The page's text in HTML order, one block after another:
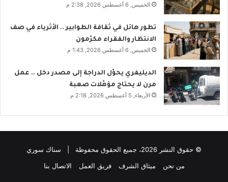
الخميس, 6 أغسطس 2026, 2:38 م
تطور هائل في ثقافة الطوابير .. الأثرياء في صف
الانتظار والفقراء مكرّمون
الخميس, 6 أغسطس 2026, 1:43 م
الديليفري يحوّل الدراجة إلى مصدر دخل .. عمل
مرن لا يحتاج مؤهّلات صعبة
الأربعاء, 5 أغسطس 2026, 2:18 م
© حقوق النشر 2026، جميع الحقوق محفوظة | سناك سوري
من نحن
ميثاق الشرف فريق العمل الاتصال بنا